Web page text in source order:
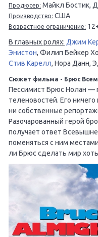
Продюсер: Майкл Бостик,
Производство: США
Возрастное ограничение:
В главных ролях: Джим
Энистон, Филип Бейкер
Стив Карелл, Нора Данн,
Сюжет фильма - Брюс
Пессимист Брюс Нолан —
теленовостей. Его
ни собственные
Разочарованный герой
получает ответ
поменяться с ним
ли Брюс сделать мир